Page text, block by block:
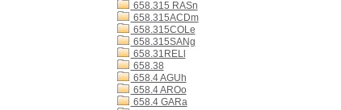
658.315 RASn
658.315ACDm
658.315COLe
658.315SANg
658.31RELl
658.38
658.4 AGUh
658.4 AROo
658.4 GARa